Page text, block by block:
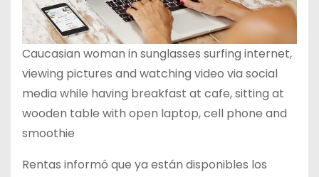
Caucasian woman in sunglasses surfing internet,
viewing pictures and watching video via social
media while having breakfast at cafe, sitting at
wooden table with open laptop, cell phone and
smoothie
Rentas informó que ya están disponibles los